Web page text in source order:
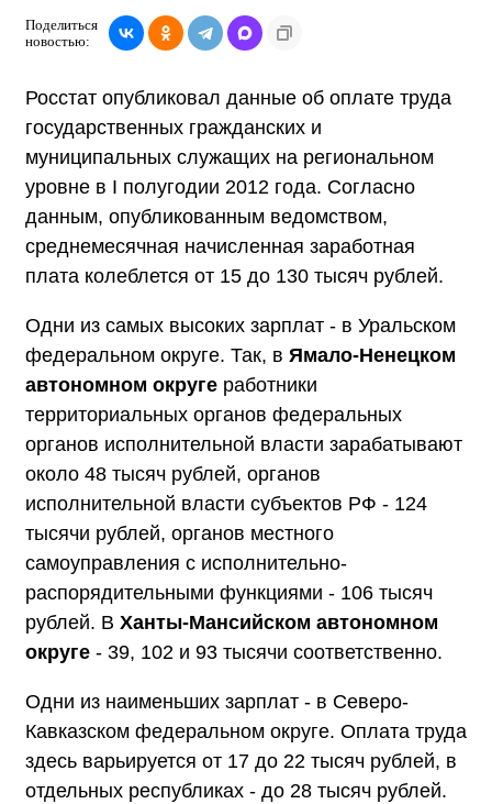
Поделиться
новостью:
Росстат опубликовал данные об оплате труда
государственных гражданских и
муниципальных служащих на региональном
уровне в I полугодии 2012 года. Согласно
данным, опубликованным ведомством,
среднемесячная начисленная заработная
плата колеблется от 15 до 130 тысяч рублей.
Одни из самых высоких зарплат - в Уральском
федеральном округе. Так, в Ямало-Ненецком
автономном округе работники
территориальных органов федеральных
органов исполнительной власти зарабатывают
около 48 тысяч рублей, органов
исполнительной власти субъектов РФ - 124
тысячи рублей, органов местного
самоуправления с исполнительно-
распорядительными функциями - 106 тысяч
рублей. В Ханты-Мансийском автономном
округе - 39, 102 и 93 тысячи соответственно.
Одни из наименьших зарплат - в Северо-
Кавказском федеральном округе. Оплата труда
здесь варьируется от 17 до 22 тысяч рублей, в
отдельных республиках - до 28 тысяч рублей.